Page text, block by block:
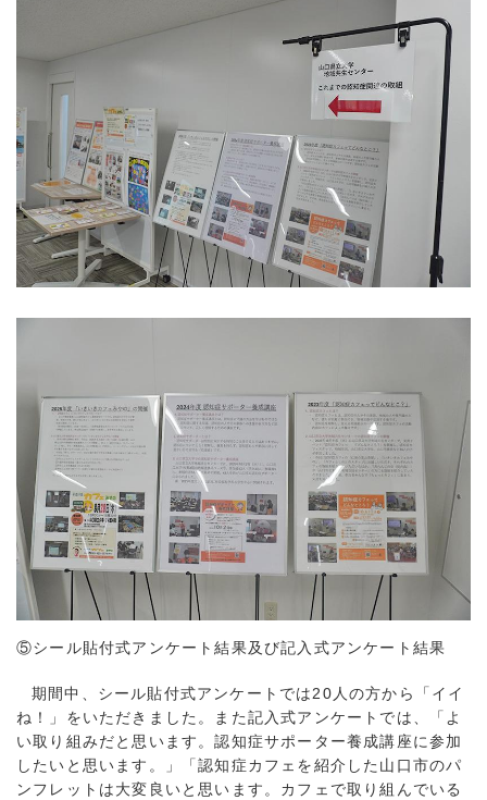
⑤シール貼付式アンケート結果及び記入式アンケート結果
期間中、シール貼付式アンケートでは20人の方から「イイ
ね！」をいただきました。また記入式アンケートでは、「よ
い取り組みだと思います。認知症サポーター養成講座に参加
したいと思います。」「認知症カフェを紹介した山口市のパ
ンフレットは大変良いと思います。カフェで取り組んでいる